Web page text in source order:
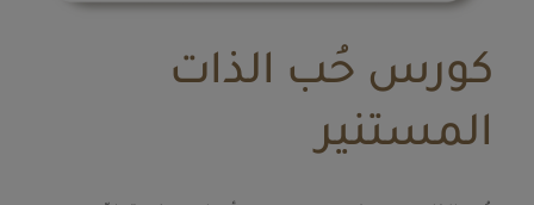
كورس حُب الذات
المستنير